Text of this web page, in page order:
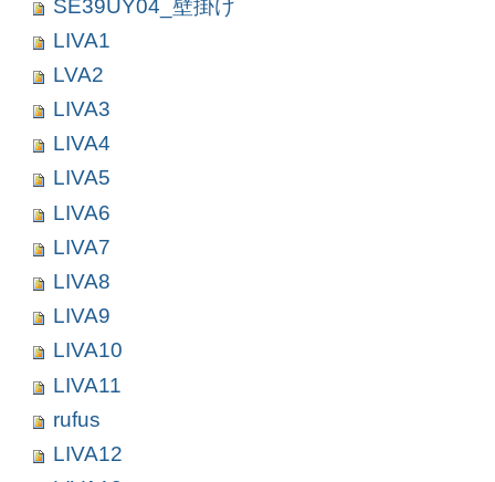
SE39UY04_壁掛け
LIVA1
LVA2
LIVA3
LIVA4
LIVA5
LIVA6
LIVA7
LIVA8
LIVA9
LIVA10
LIVA11
rufus
LIVA12